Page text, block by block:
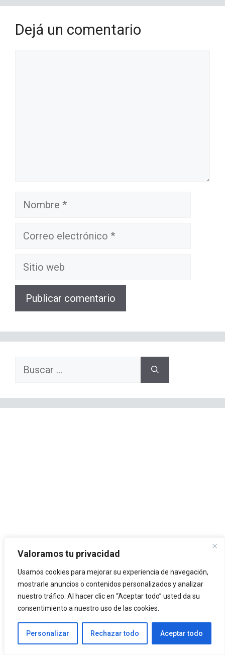
Valoramos tu privacidad
Usamos cookies para mejorar su experiencia de navegación,
mostrarle anuncios o contenidos personalizados y analizar
nuestro tráfico. Al hacer clic en “Aceptar todo” usted da su
consentimiento a nuestro uso de las cookies.
Personalizar Rechazar todo Aceptar todo
Dejá un comentario
Nombre
Correo
Sitio
Buscar: